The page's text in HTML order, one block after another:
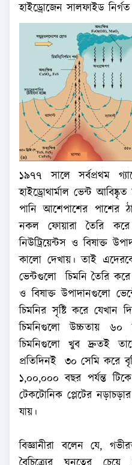
হাইড্রোজেন সালফাইড
১৯৭৭ সালে সর্বপ্রথম
হাইড্রোথার্মাল ভেন্ট
পানি আশেপাশের পাশের
নকল ফোয়ারা তৈরি
নিউট্রিয়েন্টস ও বিষাক্ত
কালো দেখায়। তাই
ভেন্টগুলো চিমনি তৈরি
ও বিষাক্ত উপাদানগুলো
চিমনির সৃষ্টি করে যেখান
চিমনিগুলো উচ্চতায় ৬০
চিমনিগুলো খুব দ্রুতই
প্রতিদিনই ৩০ সেমি করে
১,০০,০০০ বছর পর্যন্ত
টেকটোনিক প্লেটের
যায়।
বিজ্ঞানীরা বলেন যে,